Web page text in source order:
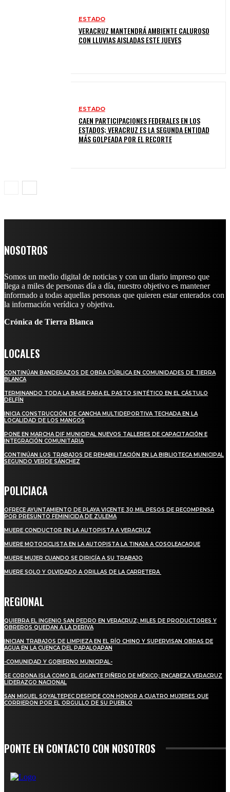
ESTADO
VERACRUZ MANTENDRÁ AMBIENTE CALUROSO
CON LLUVIAS AISLADAS ESTE JUEVES
ESTADO
CAEN PARTICIPACIONES FEDERALES EN LOS
ESTADOS; VERACRUZ ES LA SEGUNDA ENTIDAD
MÁS GOLPEADA POR EL RECORTE
NOSOTROS
Somos un medio digital de noticias y con un diario impreso que
llega a miles de personas día a día, nuestro objetivo es mantener
informado a todas aquellas personas que quieren estar enterados con
la información verídica y objetiva.
Crónica de Tierra Blanca
LOCALES
CONTINÚAN BANDERAZOS DE OBRA PÚBLICA EN COMUNIDADES DE TIERRA
BLANCA
TERMINANDO TODA LA BASE PARA EL PASTO SINTÉTICO EN EL CÁSTULO
DELFÍN
INICIA CONSTRUCCIÓN DE CANCHA MULTIDEPORTIVA TECHADA EN LA
LOCALIDAD DE LOS MANGOS
PONE EN MARCHA DIF MUNICIPAL NUEVOS TALLERES DE CAPACITACIÓN E
INTEGRACIÓN COMUNITARIA
CONTINÚAN LOS TRABAJOS DE REHABILITACIÓN EN LA BIBLIOTECA MUNICIPAL
SEGUNDO VERDE SÁNCHEZ
POLICIACA
OFRECE AYUNTAMIENTO DE PLAYA VICENTE 30 MIL PESOS DE RECOMPENSA
POR PRESUNTO FEMINICIDA DE ZULEMA
MUERE CONDUCTOR EN LA AUTOPISTA A VERACRUZ
MUERE MOTOCICLISTA EN LA AUTOPISTA LA TINAJA A COSOLEACAQUE
MUERE MUJER CUANDO SE DIRIGÍA A SU TRABAJO
MUERE SOLO Y OLVIDADO A ORILLAS DE LA CARRETERA
REGIONAL
QUIEBRA EL INGENIO SAN PEDRO EN VERACRUZ; MILES DE PRODUCTORES Y
OBREROS QUEDAN A LA DERIVA
INICIAN TRABAJOS DE LIMPIEZA EN EL RÍO CHINO Y SUPERVISAN OBRAS DE
AGUA EN LA CUENCA DEL PAPALOAPAN
-COMUNIDAD Y GOBIERNO MUNICIPAL-
SE CORONA ISLA COMO EL GIGANTE PIÑERO DE MÉXICO; ENCABEZA VERACRUZ
LIDERAZGO NACIONAL
SAN MIGUEL SOYALTEPEC DESPIDE CON HONOR A CUATRO MUJERES QUE
CORRIERON POR EL ORGULLO DE SU PUEBLO
PONTE EN CONTACTO CON NOSOTROS